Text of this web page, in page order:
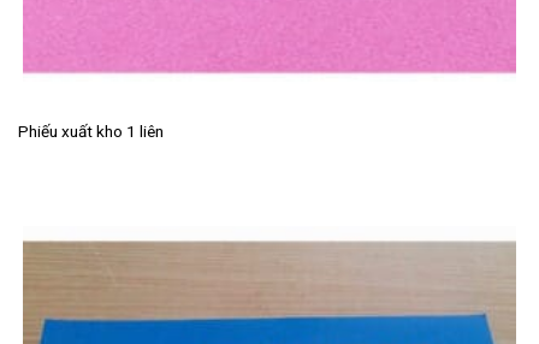
Phiếu xuất kho 1 liên